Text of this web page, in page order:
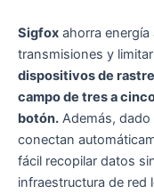
Sigfox ahorra
transmisiones y
dispositivos de
campo de tres a
botón. Además,
conectan
fácil recopilar datos
infraestructura de red